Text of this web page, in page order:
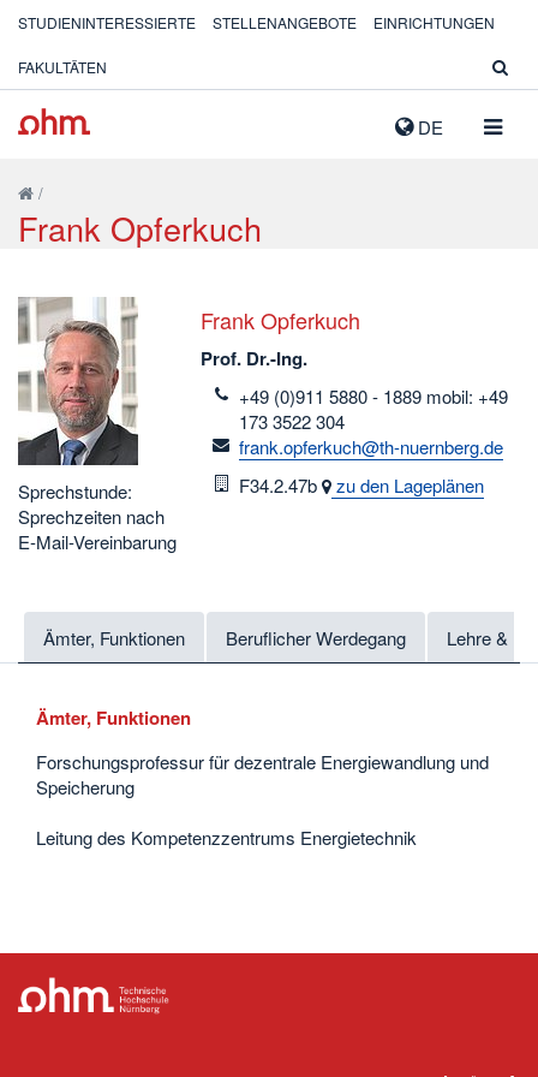
DE
STUDIENINTERESSIERTE STELLENANGEBOTE EINRICHTUNGEN
FAKULTÄTEN
/
Frank Opferkuch
Sprechstunde:
Sprechzeiten nach
E-Mail-Vereinbarung
Frank Opferkuch
Prof. Dr.-Ing.
telefon
+49 (0)911 5880 - 1889 mobil: +49
173 3522 304
email
frank.opferkuch@th-nuernberg.de
Raum
F34.2.47b zu den Lageplänen
Ämter, Funktionen Beruflicher Werdegang Lehre &
Ämter, Funktionen
Forschungsprofessur für dezentrale Energiewandlung und
Speicherung
Leitung des Kompetenzzentrums Energietechnik